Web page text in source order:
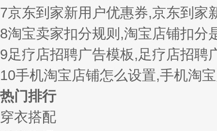
7京东到家新用户优惠券,京东到家
8淘宝卖家扣分规则,淘宝店铺扣分
9足疗店招聘广告模板,足疗店招聘
10手机淘宝店铺怎么设置,手机淘
热门排行
穿衣搭配